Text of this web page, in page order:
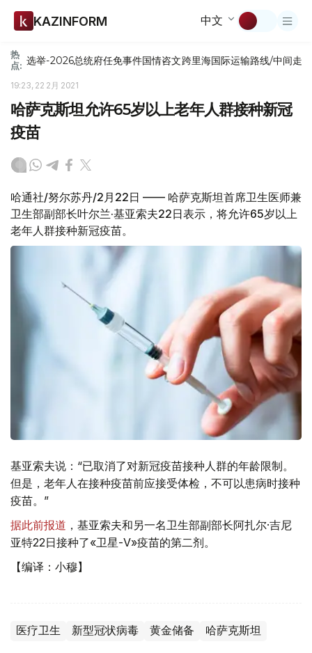
KAZINFORM 中文
热
点: 选举-2026总统府任免事件国情咨文跨里海国际运输路线/中间走廊
19:23, 22 2月 2021
哈萨克斯坦允许65岁以上老年人群接种新冠
疫苗
哈通社/努尔苏丹/2月22日 —— 哈萨克斯坦首席卫生医师兼
卫生部副部长叶尔兰·基亚索夫22日表示，将允许65岁以上
老年人群接种新冠疫苗。
基亚索夫说：“已取消了对新冠疫苗接种人群的年龄限制。
但是，老年人在接种疫苗前应接受体检，不可以患病时接种
疫苗。”
据此前报道 ，基亚索夫和另一名卫生部副部长阿扎尔·吉尼
亚特22日接种了«卫星-V»疫苗的第二剂。
【编译：小穆】
医疗卫生 新型冠状病毒 黄金储备 哈萨克斯坦